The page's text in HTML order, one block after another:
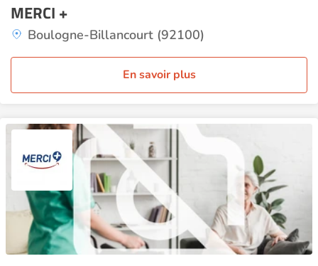
MERCI +
Boulogne-Billancourt (92100)
En savoir plus